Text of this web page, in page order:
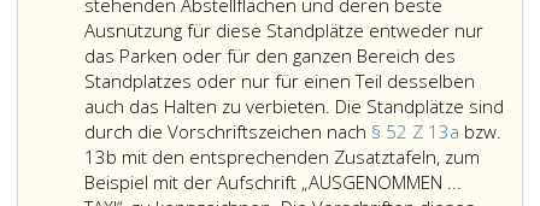
feststellenden
Behörde
und
der
die
Umstände
mitzuteilen,
stehenden Abstellflächen und deren beste
Ausnützung für diese Standplätze entweder nur
das Parken oder für den ganzen Bereich des
Standplatzes oder nur für einen Teil desselben
auch das Halten zu verbieten. Die Standplätze sind
durch die Vorschriftszeichen nach § 52 Z 13a bzw.
13b mit den entsprechenden Zusatztafeln, zum
Beispiel mit der Aufschrift „AUSGENOMMEN ...